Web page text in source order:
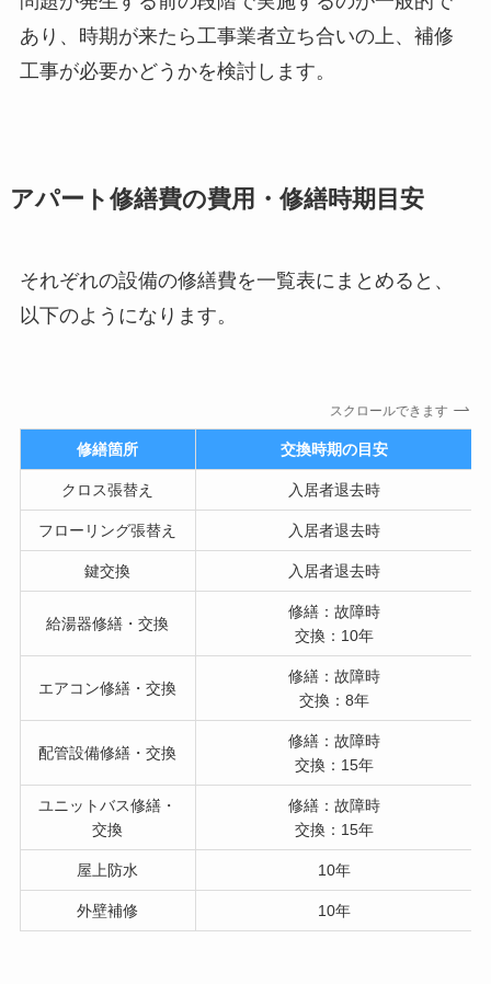
あり、時期が来たら工事業者立ち合いの上、補修
工事が必要かどうかを検討します。
アパート修繕費の費用・修繕時期目安
それぞれの設備の修繕費を一覧表にまとめると、
以下のようになります。
スクロールできます
修繕箇所 交換時期の目安
クロス張替え 入居者退去時
フローリング張替え 入居者退去時
鍵交換 入居者退去時
給湯器修繕・交換
修繕：故障時
交換：10年
エアコン修繕・交換
修繕：故障時
交換：8年
配管設備修繕・交換
修繕：故障時
交換：15年
ユニットバス修繕・
交換
修繕：故障時
交換：15年
屋上防水 10年
外壁補修 10年